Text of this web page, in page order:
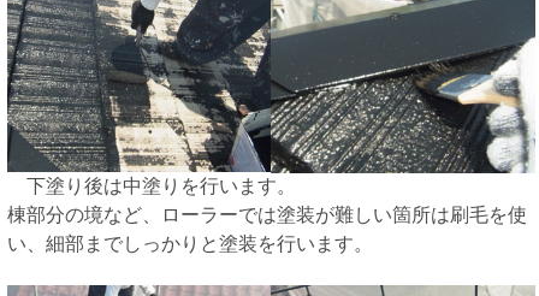
下塗り後は中塗りを行います。
棟部分の境など、ローラーでは塗装が難しい箇所は刷毛を使
い、細部までしっかりと塗装を行います。